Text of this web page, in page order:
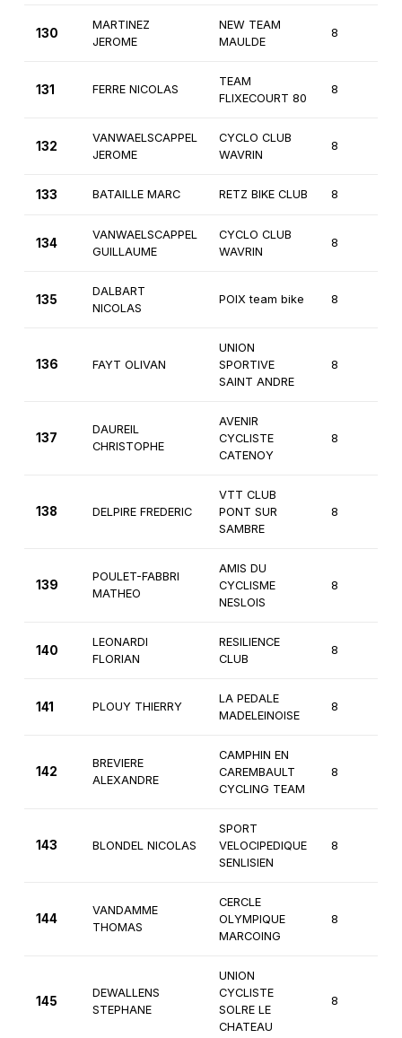
130
MARTINEZ
JEROME
NEW TEAM
MAULDE
8
131 FERRE NICOLAS
TEAM
FLIXECOURT 80
8
132
VANWAELSCAPPEL
JEROME
CYCLO CLUB
WAVRIN
8
133 BATAILLE MARC RETZ BIKE CLUB 8
134
VANWAELSCAPPEL
GUILLAUME
CYCLO CLUB
WAVRIN
8
135
DALBART
NICOLAS
POIX team bike 8
136 FAYT OLIVAN
UNION
SPORTIVE
SAINT ANDRE
8
137
DAUREIL
CHRISTOPHE
AVENIR
CYCLISTE
CATENOY
8
138 DELPIRE FREDERIC
VTT CLUB
PONT SUR
SAMBRE
8
139
POULET-FABBRI
MATHEO
AMIS DU
CYCLISME
NESLOIS
8
140
LEONARDI
FLORIAN
RESILIENCE
CLUB
8
141 PLOUY THIERRY
LA PEDALE
MADELEINOISE
8
142
BREVIERE
ALEXANDRE
CAMPHIN EN
CAREMBAULT
CYCLING TEAM
8
143 BLONDEL NICOLAS
SPORT
VELOCIPEDIQUE
SENLISIEN
8
144
VANDAMME
THOMAS
CERCLE
OLYMPIQUE
MARCOING
8
145
DEWALLENS
STEPHANE
UNION
CYCLISTE
SOLRE LE
CHATEAU
8